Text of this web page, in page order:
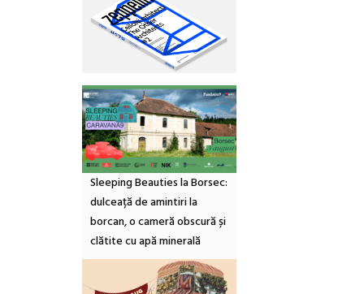
Sleeping Beauties la Borsec:
dulceață de amintiri la
borcan, o cameră obscură și
clătite cu apă minerală